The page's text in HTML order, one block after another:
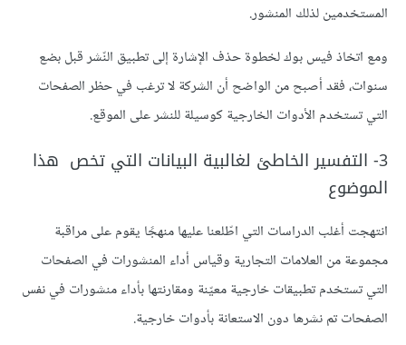
المستخدمين لذلك المنشور.
ومع اتخاذ فيس بوك لخطوة حذف الإشارة إلى تطبيق النّشر قبل بضع
سنوات، فقد أصبح من الواضح أن الشركة لا ترغب في حظر الصفحات
التي تستخدم الأدوات الخارجية كوسيلة للنشر على الموقع.
3- التفسير الخاطئ لغالبية البيانات التي تخص هذا
الموضوع
انتهجت أغلب الدراسات التي اطّلعنا عليها منهجًا يقوم على مراقبة
مجموعة من العلامات التجارية وقياس أداء المنشورات في الصفحات
التي تستخدم تطبيقات خارجية معيّنة ومقارنتها بأداء منشورات في نفس
الصفحات تم نشرها دون الاستعانة بأدوات خارجية.